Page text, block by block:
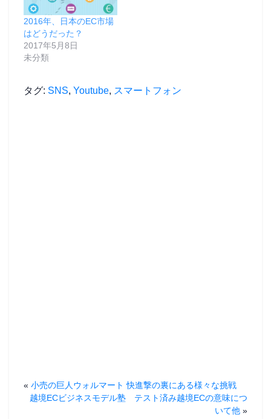
ド
ウ
で
開
き
ま
す
2016年、日本のEC市場
はどうだった？
2017年5月8日
未分類
タグ: SNS, Youtube, スマートフォン
« 小売の巨人ウォルマート 快進撃の裏にある様々な挑戦
越境ECビジネスモデル塾 テスト済み越境ECの意味につ
いて他 »